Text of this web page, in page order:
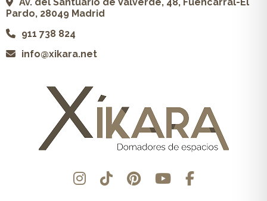
Pardo, 28049 Madrid
911 738 824
info@xikara.net